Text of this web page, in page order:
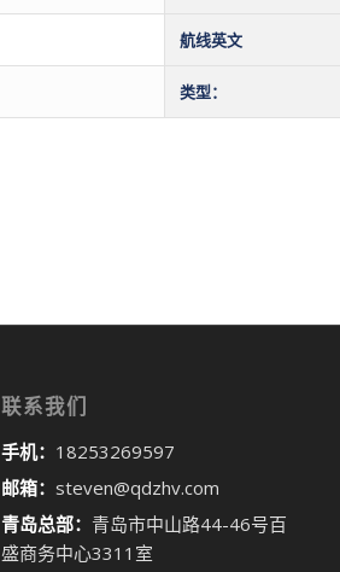
航线英文
类型：
联系我们
手机： 18253269597
邮箱： steven@qdzhv.com
青岛总部： 青岛市中山路44-46号百
盛商务中心3311室